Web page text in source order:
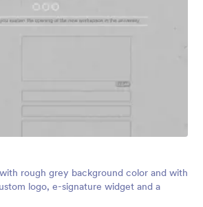
rough grey background color and with
logo, e-signature widget and a